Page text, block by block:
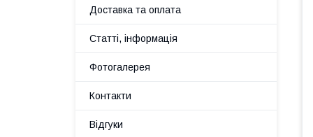
Доставка та оплата
Статті, інформація
Фотогалерея
Контакти
Відгуки